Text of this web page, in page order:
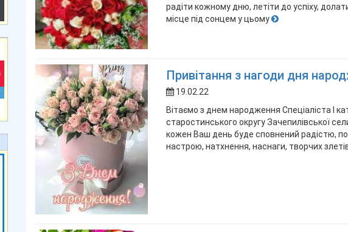
радіти кожному дню, летіти до успіху,
місце під сонцем у цьому
Привітання з нагоди дня
19.02.22
Вітаємо з днем народження Спеціаліста І
старостинського округу Зачепилівської
кожен Ваш день буде сповнений радістю,
настрою, натхнення, наснаги, творчих